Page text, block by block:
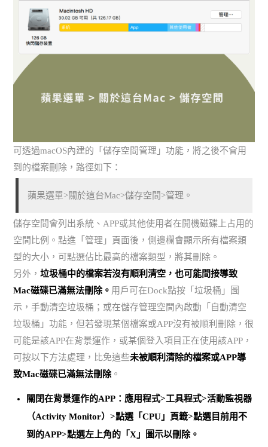
可透過macOS內建的「儲存空間管理」功能，將之後不會用
到的檔案刪除，路徑如下：
蘋果選單>關於這台Mac>儲存空間>管理。
儲存空間會列出系統、APP或其他使用者在開機磁碟上占用的
空間比例。點進「管理」頁面後，側邊欄會顯示所有檔案類
型的大小，可點選佔比最高的檔案類型，將其刪除。
另外，垃圾桶中的檔案若沒有順利清空，也可能間接導致
Mac磁碟已滿無法刪除。 用戶可在Dock點按「垃圾桶」圖
示，手動清空垃圾桶；或在儲存管理空間內啟動「自動清空
垃圾桶」功能，但若發現某個檔案或APP沒有被順利刪除，很
可能是該APP在背景運作，或某個登入項目正在使用該APP，
可按以下方法處理，比免這些未被順利清除的檔案或APP導
致Mac磁碟已滿無法刪除。
關閉在背景運作的APP：應用程式>工具程式>活動監視器
（Activity Monitor）>點選「CPU」頁籤>點選目前用不
到的APP>點選左上角的「X」圖示以刪除。